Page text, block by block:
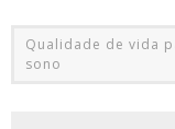
Qualidade de vida
sono